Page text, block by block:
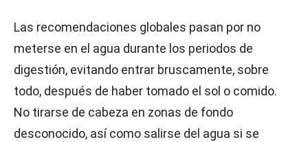
Las recomendaciones globales pasan por no
meterse en el agua durante los periodos de
digestión, evitando entrar bruscamente, sobre
todo, después de haber tomado el sol o comido.
No tirarse de cabeza en zonas de fondo
desconocido, así como salirse del agua si se